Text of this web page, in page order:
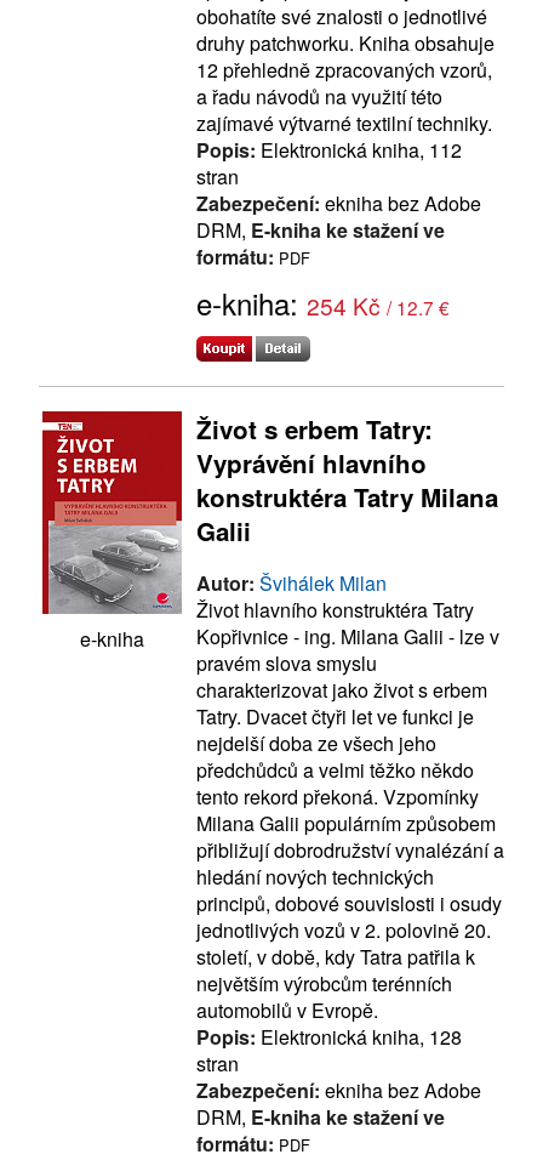
obohatíte své znalosti o jednotlivé
druhy patchworku. Kniha obsahuje
12 přehledně zpracovaných vzorů,
a řadu návodů na využití této
zajímavé výtvarné textilní techniky.
Popis: Elektronická kniha, 112
stran
Zabezpečení: ekniha bez Adobe
DRM, E-kniha ke stažení ve
formátu: PDF
e-kniha: 254 Kč / 12.7 €
e-kniha
Život s erbem Tatry:
Vyprávění hlavního
konstruktéra Tatry Milana
Galii
Autor: Švihálek Milan
Život hlavního konstruktéra Tatry
Kopřivnice - ing. Milana Galii - lze v
pravém slova smyslu
charakterizovat jako život s erbem
Tatry. Dvacet čtyři let ve funkci je
nejdelší doba ze všech jeho
předchůdců a velmi těžko někdo
tento rekord překoná. Vzpomínky
Milana Galii populárním způsobem
přibližují dobrodružství vynalézání a
hledání nových technických
principů, dobové souvislosti i osudy
jednotlivých vozů v 2. polovině 20.
století, v době, kdy Tatra patřila k
největším výrobcům terénních
automobilů v Evropě.
Popis: Elektronická kniha, 128
stran
Zabezpečení: ekniha bez Adobe
DRM, E-kniha ke stažení ve
formátu: PDF